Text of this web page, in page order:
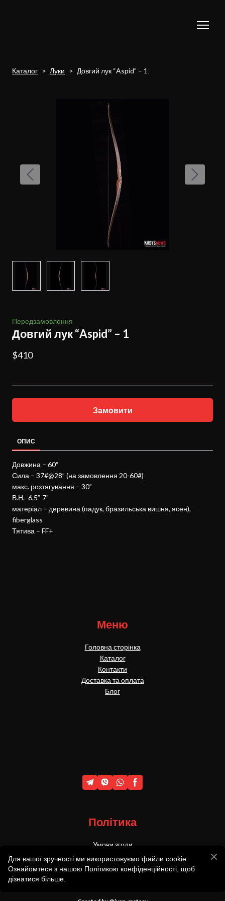
Каталог Луки Довгий лук “Aspid” – 1
Передзамовлення
Довгий лук “Aspid” – 1
$410
Замовити
ОПИС
Довжина – 60“
Сила – 37#@28” (на замовлення 20-60#)
макс. розтягування – 30”
В.Н.- 6.5”-7"
матеріал – деревина (падук, бразильська вишня, ясен),
fiberglass
Тятива – FF+
Меню
Головна сторінка
Каталог
Контакти
Доставка та оплата
Блог
Політика
Умови згоди
Політика конфеденційності
© 2011-2023 KadysBows - виготовлення та продаж традиційних
Для вашої зручності ми використовуємо файли cookie.
Ознайомтеся з нашою Політикою конфіденційності, щоб
дізнатися більше.